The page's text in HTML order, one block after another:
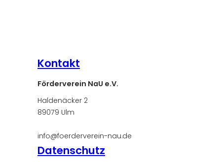
Kontakt
Förderverein NaU e.V.
Haldenäcker 2
89079 Ulm
info@foerderverein-nau.de
Datenschutz